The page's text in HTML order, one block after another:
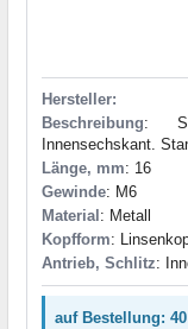
Hersteller:
Beschreibung:
Innensechskant.
Länge, mm: 16
Gewinde: M6
Material : Metall
Kopfform:
Antrieb, Schlitz:
auf Bestellung: